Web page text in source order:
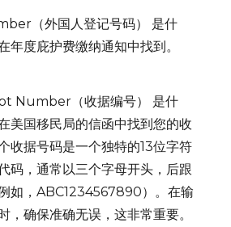
（外国人登记号码） 是什
年度庇护费缴纳通知中找到。
Number（收据编号） 是什
美国移民局的信函中找到您的收
收据号码是一个独特的13位字符
码，通常以三个字母开头，后跟
如，ABC1234567890）。在输
，确保准确无误，这非常重要。